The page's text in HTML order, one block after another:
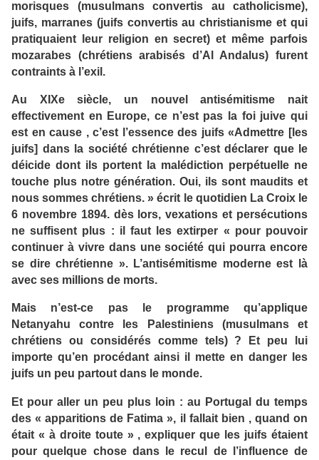
morisques (musulmans convertis au catholicisme),
juifs, marranes (juifs convertis au christianisme et qui
pratiquaient leur religion en secret) et même parfois
mozarabes (chrétiens arabisés d’Al Andalus) furent
contraints à l’exil.
Au XIXe siècle, un nouvel antisémitisme nait
effectivement en Europe, ce n’est pas la foi juive qui
est en cause , c’est l’essence des juifs «Admettre [les
juifs] dans la société chrétienne c’est déclarer que le
déicide dont ils portent la malédiction perpétuelle ne
touche plus notre génération. Oui, ils sont maudits et
nous sommes chrétiens. » écrit le quotidien La Croix le
6 novembre 1894. dès lors, vexations et persécutions
ne suffisent plus : il faut les extirper « pour pouvoir
continuer à vivre dans une société qui pourra encore
se dire chrétienne ». L’antisémitisme moderne est là
avec ses millions de morts.
Mais n’est-ce pas le programme qu’applique
Netanyahu contre les Palestiniens (musulmans et
chrétiens ou considérés comme tels) ? Et peu lui
importe qu’en procédant ainsi il mette en danger les
juifs un peu partout dans le monde.
Et pour aller un peu plus loin : au Portugal du temps
des « apparitions de Fatima », il fallait bien , quand on
était « à droite toute » , expliquer que les juifs étaient
pour quelque chose dans le recul de l’influence de